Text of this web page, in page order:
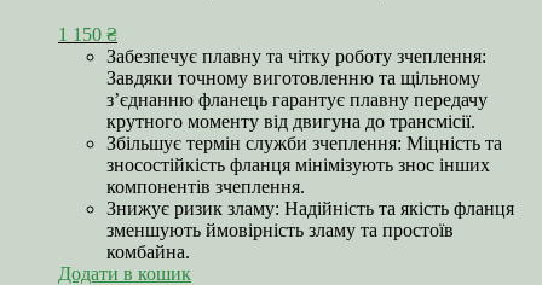
1 150 ₴
Забезпечує плавну та чітку роботу зчеплення:
Завдяки точному виготовленню та щільному
з’єднанню фланець гарантує плавну передачу
крутного моменту від двигуна до трансмісії.
Збільшує термін служби зчеплення: Міцність та
зносостійкість фланця мінімізують знос інших
компонентів зчеплення.
Знижує ризик зламу: Надійність та якість фланця
зменшують ймовірність зламу та простоїв
комбайна.
Додати в кошик